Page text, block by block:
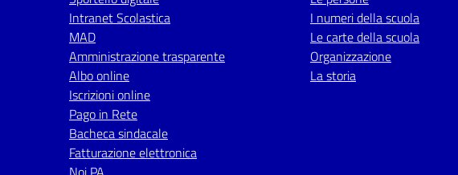
Intranet Scolastica
MAD
Amministrazione trasparente
Albo online
Iscrizioni online
Pago in Rete
Bacheca sindacale
Fatturazione elettronica
I numeri della scuola
Le carte della scuola
Organizzazione
La storia